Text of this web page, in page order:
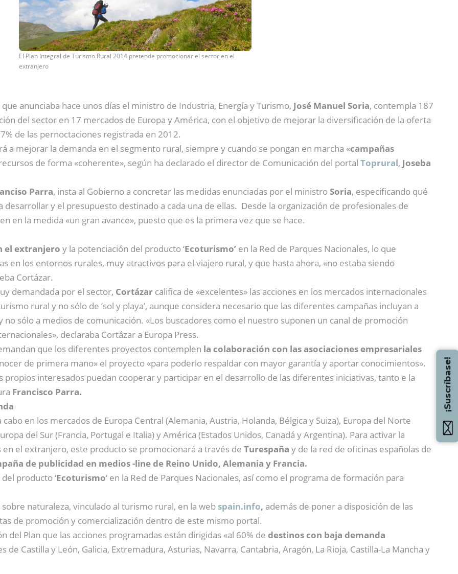
El Plan Integral de Turismo Rural 2014 pretende promocionar el sector en el
extranjero
que anunciaba hace unos días el ministro de Industria, Energía y Turismo, José Manuel Soria, contempla 187
del sector en 17 mercados de Europa y América, con el objetivo de mejorar la diversificación de la oferta
de las pernoctaciones registrada en 2012.
a mejorar la demanda en el segmento rural, siempre y cuando se pongan en marcha «campañas
de forma «coherente», según ha declarado el director de Comunicación del portal Toprural, Joseba
Parra, insta al Gobierno a concretar las medidas enunciadas por el ministroSoria, especificando qué
desarrollar y el presupuesto destinado a cada una de ellas. Desde la organización de profesionales de
en la medida «un gran avance», puesto que es la primera vez que se hace.
el extranjero y la potenciación del producto ‘Ecoturismo’ en la Red de Parques Nacionales, lo que
en los entornos rurales, muy atractivos para el viajero rural, y que hasta ahora, «no estaba siendo
Cortázar.
demandada por el sector, Cortázar califica de «excelentes» las acciones en los mercados internacionales
rural y no sólo de ‘sol y playa’, aunque considera necesario que las diferentes campañas incluyan a
no sólo a medios de comunicación. «Los buscadores como el nuestro suponen un canal de promoción
declaraba Cortázar a Europa Press.
que los diferentes proyectos contemplen la colaboración con las asociaciones empresariales
de primera mano» el proyecto «para poderlo respaldar con mayor garantía y aportar conocimientos».
propios interesados puedan cooperar y participar en el desarrollo de las diferentes iniciativas, tanto e la
Francisco Parra.
en los mercados de Europa Central (Alemania, Austria, Holanda, Bélgica y Suiza), Europa del Norte
del Sur (Francia, Portugal e Italia) y América (Estados Unidos, Canadá y Argentina). Para activar la
el extranjero, este producto se promocionará a través de Turespaña y de la red de oficinas españolas de
de publicidad en medios -line de Reino Unido, Alemania y Francia.
producto ‘Ecoturismo‘ en la Red de Parques Nacionales, así como el programa de formación para
naturaleza, vinculado al turismo rural, en la web spain.info, además de poner a disposición de las
de promoción y comercialización dentro de este mismo portal.
del Plan que las acciones programadas están dirigidas «al 60% de destinos con baja demanda
de Castilla y León, Galicia, Extremadura, Asturias, Navarra, Cantabria, Aragón, La Rioja, Castilla-La Mancha y
¡Suscríbase!